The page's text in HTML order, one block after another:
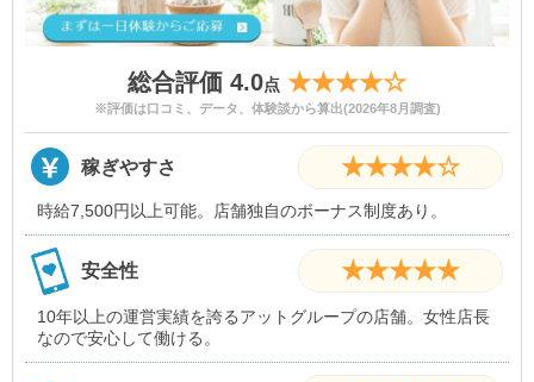
総合評価 4.0点 ★★★★☆
※評価は口コミ、データ、体験談から算出(2026年8月調査)
稼ぎやすさ ★★★★☆
時給7,500円以上可能。店舗独自のボーナス制度あり。
安全性 ★★★★★
10年以上の運営実績を誇るアットグループの店舗。女性店長
なので安心して働ける。